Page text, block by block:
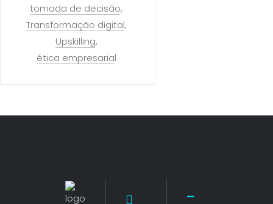
tomada de decisão
Transformação digital
Upskilling
ética empresarial